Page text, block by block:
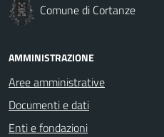
Comune di Cortanze
AMMINISTRAZIONE
Aree amministrative
Documenti e dati
Enti e fondazioni